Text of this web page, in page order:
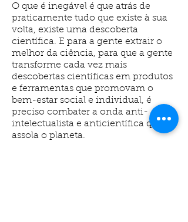
O que é inegável é que atrás de
praticamente tudo que existe à sua
volta, existe uma descoberta
científica. E para a gente extrair o
melhor da ciência, para que a gente
transforme cada vez mais
descobertas científicas em produtos
e ferramentas que promovam o
bem-estar social e individual, é
preciso combater a onda anti-
intelectualista e anticientífica que
assola o planeta.